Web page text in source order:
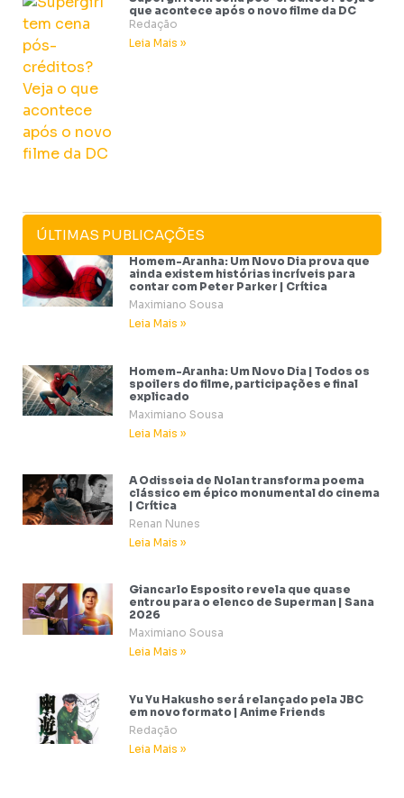
que acontece após o novo filme da DC
Redação
Leia Mais »
ÚLTIMAS PUBLICAÇÕES
Homem-Aranha: Um Novo Dia prova que
ainda existem histórias incríveis para
contar com Peter Parker | Crítica
Maximiano Sousa
Leia Mais »
Homem-Aranha: Um Novo Dia | Todos os
spoilers do filme, participações e final
explicado
Maximiano Sousa
Leia Mais »
A Odisseia de Nolan transforma poema
clássico em épico monumental do cinema
| Crítica
Renan Nunes
Leia Mais »
Giancarlo Esposito revela que quase
entrou para o elenco de Superman | Sana
2026
Maximiano Sousa
Leia Mais »
Yu Yu Hakusho será relançado pela JBC
em novo formato | Anime Friends
Redação
Leia Mais »